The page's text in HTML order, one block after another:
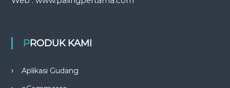
PRODUK KAMI
Aplikasi Gudang